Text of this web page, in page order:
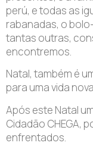
perú, e todas as
rabanadas, o
tantas outras,
encontremos.
Natal, também é
para uma vida
Após este Natal
Cidadão CHEGA,
enfrentados.